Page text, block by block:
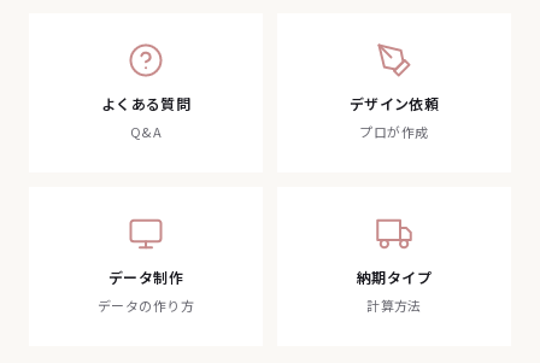
よくある質問
Q&A
デザイン依頼
プロが作成
データ制作
データの作り方
納期タイプ
計算方法